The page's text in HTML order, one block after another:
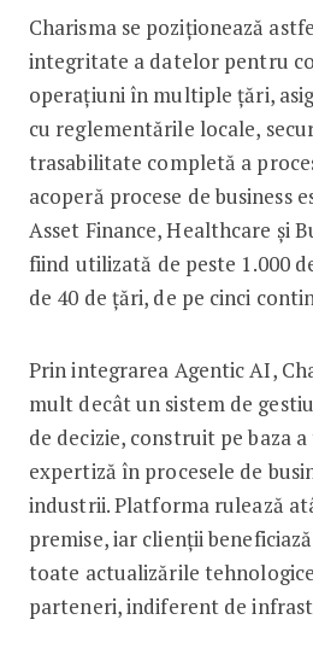
Charisma se poziționează
integritate a datelor pentru
operațiuni în multiple țări,
cu reglementările locale,
trasabilitate completă a
acoperă procese de business
Asset Finance, Healthcare și
fiind utilizată de peste 1.000
de 40 de țări, de pe cinci
Prin integrarea Agentic AI,
mult decât un sistem de
de decizie, construit pe baza
expertiză în procesele de
industrii. Platforma rulează
premise, iar clienții
toate actualizările
parteneri, indiferent de